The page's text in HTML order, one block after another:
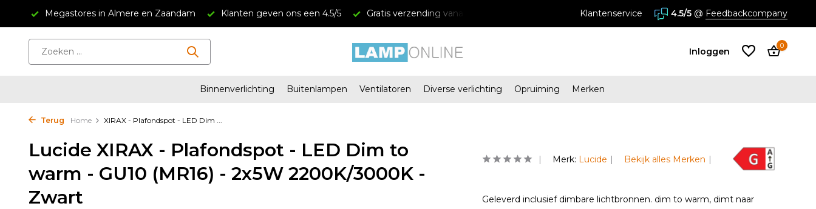
Klanten geven ons een 4.5/5 Gratis verzending vanaf € 34,95 Megastores in Almere en Zaandam Klantenservice 4.5/5 @ Feedbackcompany
Inloggen
Account
aanmaken
0
Binnenverlichting Buitenlampen Ventilatoren Diverse verlichting Opruiming Merken
Terug Home XIRAX - Plafondspot - LED Dim ...
Lucide XIRAX - Plafondspot - LED Dim to
warm - GU10 (MR16) - 2x5W 2200K/3000K -
Zwart
Merk: Lucide Bekijk alles Merken
Geleverd inclusief dimbare lichtbronnen. dim to warm, dimt naar